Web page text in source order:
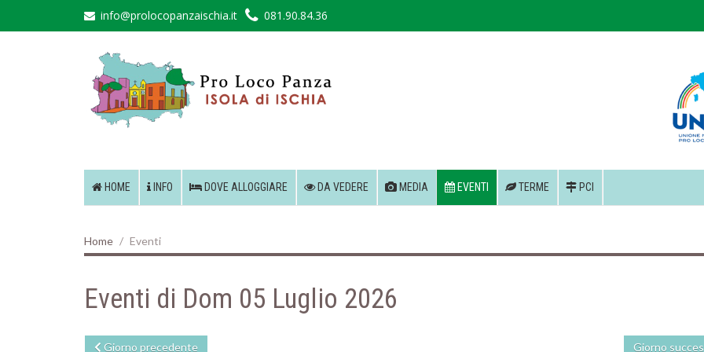
info@prolocopanzaischia.it 081.90.84.36
HOME INFO DOVE ALLOGGIARE DA VEDERE MEDIA EVENTI TERME PCI
Home Eventi
Eventi di Dom 05 Luglio 2026
Giorno precedente Giorno